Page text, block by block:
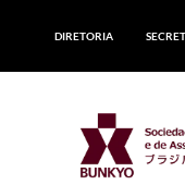
DIRETORIA